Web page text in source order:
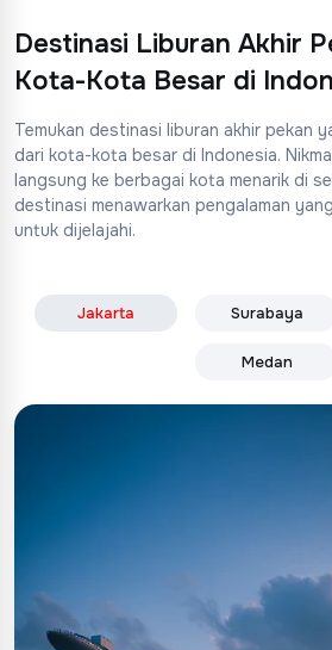
Destinasi Liburan Akhir
Kota-Kota Besar di
Temukan destinasi liburan akhir pekan
dari kota-kota besar di Indonesia.
langsung ke berbagai kota menarik di
destinasi menawarkan pengalaman
untuk dijelajahi.
Jakarta Surabaya
Medan